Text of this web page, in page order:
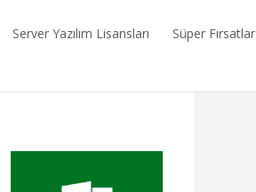
Server Yazılım Lisansları Süper Fırsatlar